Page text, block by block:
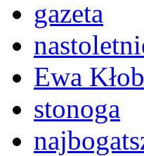
gazeta
Ewa
stonoga